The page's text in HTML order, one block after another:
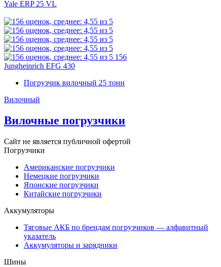
Yale ERP 25 VL
156
Jungheinrich EFG 430
Погрузчик вилочный 25 тонн
Вилочный
Вилочные погрузчики
Сайт не является публичной офертой
Погрузчики
Американские погрузчики
Немецкие погрузчики
Японские погрузчики
Китайские погрузчики
Аккумуляторы
Тяговые АКБ по брендам погрузчиков — алфавитный
указатель
Аккумуляторы и зарядники
Шины